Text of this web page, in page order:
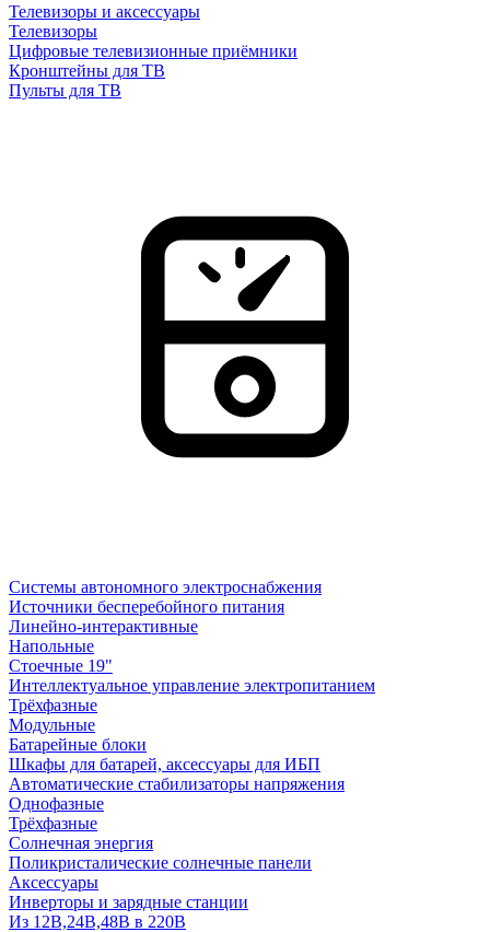
Телевизоры и аксессуары
Телевизоры
Цифровые телевизионные приёмники
Кронштейны для ТВ
Пульты для ТВ
Системы автономного электроснабжения
Источники бесперебойного питания
Линейно-интерактивные
Напольные
Стоечные 19"
Интеллектуальное управление электропитанием
Трёхфазные
Модульные
Батарейные блоки
Шкафы для батарей, аксессуары для ИБП
Автоматические стабилизаторы напряжения
Однофазные
Трёхфазные
Солнечная энергия
Поликристалические солнечные панели
Аксессуары
Инверторы и зарядные станции
Из 12В,24В,48В в 220В